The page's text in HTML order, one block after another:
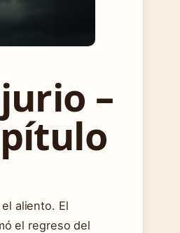
–
aliento. El
el regreso del